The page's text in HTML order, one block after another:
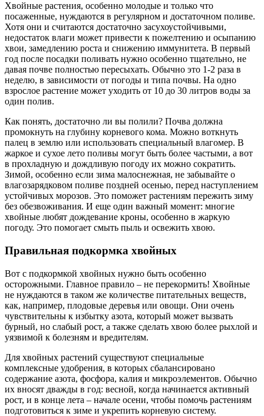
Хвойные растения, особенно молодые и только что
посаженные, нуждаются в регулярном и достаточном поливе.
Хотя они и считаются достаточно засухоустойчивыми,
недостаток влаги может привести к пожелтению и осыпанию
хвои, замедлению роста и снижению иммунитета. В первый
год после посадки поливать нужно особенно тщательно, не
давая почве полностью пересыхать. Обычно это 1-2 раза в
неделю, в зависимости от погоды и типа почвы. На одно
взрослое растение может уходить от 10 до 30 литров воды за
один полив.
Как понять, достаточно ли вы полили? Почва должна
промокнуть на глубину корневого кома. Можно воткнуть
палец в землю или использовать специальный влагомер. В
жаркое и сухое лето поливы могут быть более частыми, а вот
в прохладную и дождливую погоду их можно сократить.
Зимой, особенно если зима малоснежная, не забывайте о
влагозарядковом поливе поздней осенью, перед наступлением
устойчивых морозов. Это поможет растениям пережить зиму
без обезвоживания. И еще один важный момент: многие
хвойные любят дождевание кроны, особенно в жаркую
погоду. Это помогает смыть пыль и освежить хвою.
Правильная подкормка хвойных
Вот с подкормкой хвойных нужно быть особенно
осторожными. Главное правило – не перекормить! Хвойные
не нуждаются в таком же количестве питательных веществ,
как, например, плодовые деревья или овощи. Они очень
чувствительны к избытку азота, который может вызвать
бурный, но слабый рост, а также сделать хвою более рыхлой и
уязвимой к болезням и вредителям.
Для хвойных растений существуют специальные
комплексные удобрения, в которых сбалансировано
содержание азота, фосфора, калия и микроэлементов. Обычно
их вносят дважды в год: весной, когда начинается активный
рост, и в конце лета – начале осени, чтобы помочь растениям
подготовиться к зиме и укрепить корневую систему.